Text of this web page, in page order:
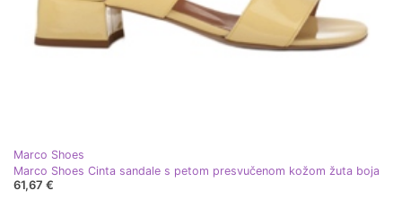
Marco Shoes
Marco Shoes Cinta sandale s petom presvučenom kožom žuta boja
61,67 €